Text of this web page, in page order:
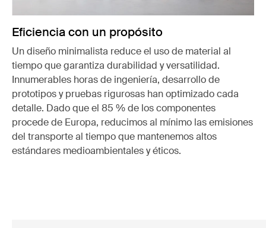
Eficiencia con un propósito
Un diseño minimalista reduce el uso de material al
tiempo que garantiza durabilidad y versatilidad.
Innumerables horas de ingeniería, desarrollo de
prototipos y pruebas rigurosas han optimizado cada
detalle. Dado que el 85 % de los componentes
procede de Europa, reducimos al mínimo las emisiones
del transporte al tiempo que mantenemos altos
estándares medioambientales y éticos.